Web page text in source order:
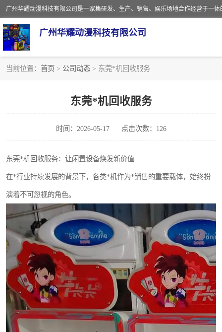
广州华耀动漫科技有限公司
当前位置： 首页 > 公司动态 > 东莞*机回收服务
东莞*机回收服务
时间：2026-05-17 点击次数：126
东莞*机回收服务：让闲置设备焕发新价值
在*行业持续发展的背景下，各类*机作为*销售的重要载体，始终扮
演着不可忽视的角色。
游戏厅回收